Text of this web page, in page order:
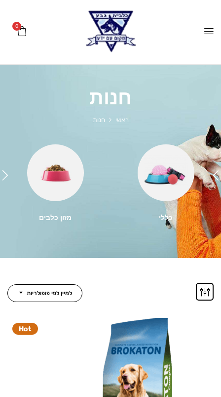
חנות
חנות
כללי מזון כלבים
למיין לפי פופולריות